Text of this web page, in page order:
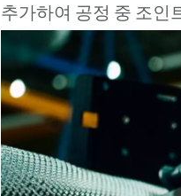
추가하여 공정 중 조인